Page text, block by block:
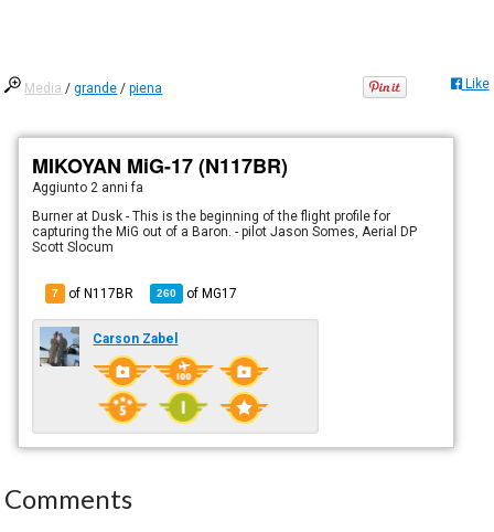
Media /grande /piena Like
MIKOYAN MiG-17 (N117BR)
Aggiunto 2 anni fa
Burner at Dusk - This is the beginning of the flight profile for
capturing the MiG out of a Baron. - pilot Jason Somes, Aerial DP
Scott Slocum
7 of N117BR 260 ofMG17
Carson Zabel
Comments